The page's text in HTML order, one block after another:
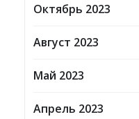
Октябрь 2023
Август 2023
Май 2023
Апрель 2023